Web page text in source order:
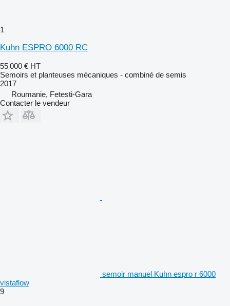
1
Kuhn ESPRO 6000 RC
55 000 € HT
Semoirs et planteuses mécaniques - combiné de semis
2017
Roumanie, Fetesti-Gara
Contacter le vendeur
semoir manuel Kuhn espro r 6000
vistaflow
9